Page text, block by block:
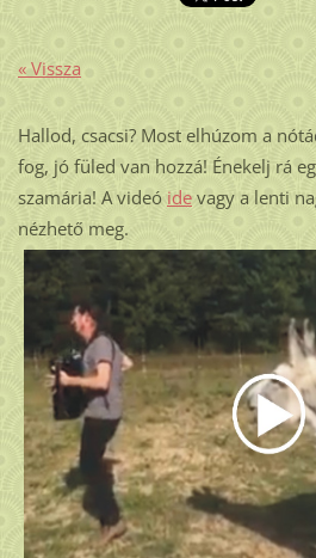
« Vissza
Hallod, csacsi? Most elhúzom a
fog, jó füled van hozzá! Énekelj rá
szamária! A videó idevagy a lenti
nézhető meg.